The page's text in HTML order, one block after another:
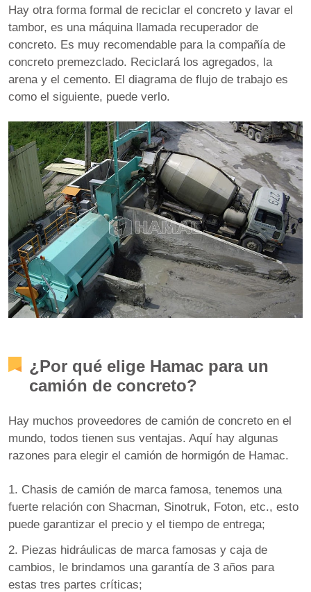
Hay otra forma formal de reciclar el concreto y lavar el
tambor, es una máquina llamada recuperador de
concreto. Es muy recomendable para la compañía de
concreto premezclado. Reciclará los agregados, la
arena y el cemento. El diagrama de flujo de trabajo es
como el siguiente, puede verlo.
¿Por qué elige Hamac para un
camión de concreto?
Hay muchos proveedores de camión de concreto en el
mundo, todos tienen sus ventajas. Aquí hay algunas
razones para elegir el camión de hormigón de Hamac.
1. Chasis de camión de marca famosa, tenemos una
fuerte relación con Shacman, Sinotruk, Foton, etc., esto
puede garantizar el precio y el tiempo de entrega;
2. Piezas hidráulicas de marca famosas y caja de
cambios, le brindamos una garantía de 3 años para
estas tres partes críticas;